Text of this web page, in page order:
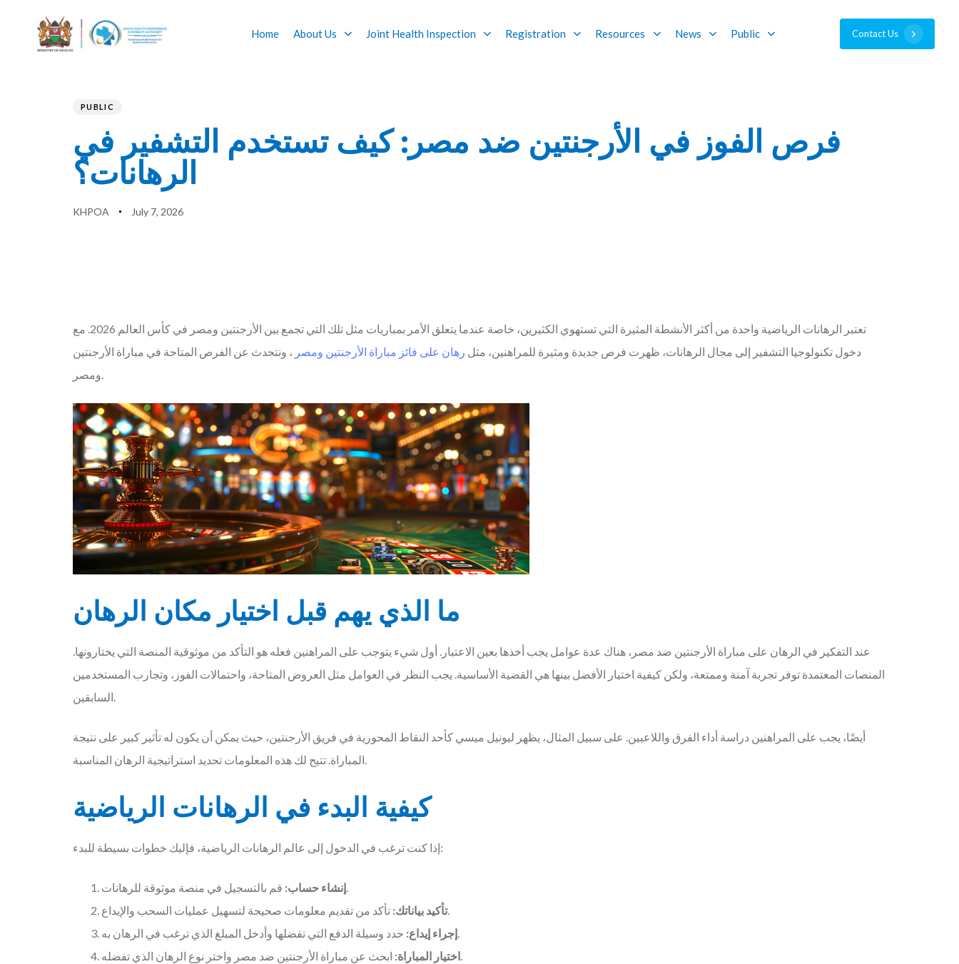
Home About Us Joint Health Inspection Registration Resources News Public Contact Us
PUBLIC
فرص الفوز في الأرجنتين ضد مصر: كيف تستخدم التشفير في
الرهانات؟
KHPOA July 7, 2026
تعتبر الرهانات الرياضية واحدة من أكثر الأنشطة المثيرة التي تستهوي الكثيرين، خاصة عندما يتعلق الأمر بمباريات مثل تلك التي تجمع بين الأرجنتين ومصر في كأس العالم 2026. مع
دخول تكنولوجيا التشفير إلى مجال الرهانات، ظهرت فرص جديدة ومثيرة للمراهنين، مثل رهان على فائز مباراة الأرجنتين ومصر ، ونتحدث عن الفرص المتاحة في مباراة الأرجنتين
ومصر.
ما الذي يهم قبل اختيار مكان الرهان
عند التفكير في الرهان على مباراة الأرجنتين ضد مصر، هناك عدة عوامل يجب أخذها بعين الاعتبار. أول شيء يتوجب على المراهنين فعله هو التأكد من موثوقية المنصة التي يختارونها.
المنصات المعتمدة توفر تجربة آمنة وممتعة، ولكن كيفية اختيار الأفضل بينها هي القضية الأساسية. يجب النظر في العوامل مثل العروض المتاحة، واحتمالات الفوز، وتجارب المستخدمين
السابقين.
أيضًا، يجب على المراهنين دراسة أداء الفرق واللاعبين. على سبيل المثال، يظهر ليونيل ميسي كأحد النقاط المحورية في فريق الأرجنتين، حيث يمكن أن يكون له تأثير كبير على نتيجة
المباراة. تتيح لك هذه المعلومات تحديد استراتيجية الرهان المناسبة.
كيفية البدء في الرهانات الرياضية
إذا كنت ترغب في الدخول إلى عالم الرهانات الرياضية، فإليك خطوات بسيطة للبدء:
إنشاء حساب:قم بالتسجيل في منصة موثوقة للرهانات.
تأكيد بياناتك:تأكد من تقديم معلومات صحيحة لتسهيل عمليات السحب والإيداع.
إجراء إيداع:حدد وسيلة الدفع التي تفضلها وأدخل المبلغ الذي ترغب في الرهان به.
اختيار المباراة:ابحث عن مباراة الأرجنتين ضد مصر واختر نوع الرهان الذي تفضله.